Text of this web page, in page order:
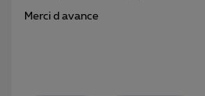
Merci d avance